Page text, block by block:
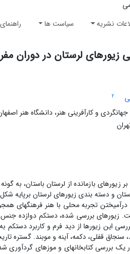
نشریه سیاست ها
زیورهای لرستان در دوران
2
و کارآفرینی هنر، دانشگاه هنر
زیورهای بازمانده از لرستان باستان،
و دسته بندی زیورهای لرستان برپایه
درآمیختن تجربه محلی با هنر فرهنگ­های
زیورهای بررسی شده، دستکم دوازده
این زیورها از دید فرم و کاربرد دستکم
سنجاق قفلی، دکمه، آینه و موبند. گستره
یک بررسی کتابخانه­ای و موزه­ای